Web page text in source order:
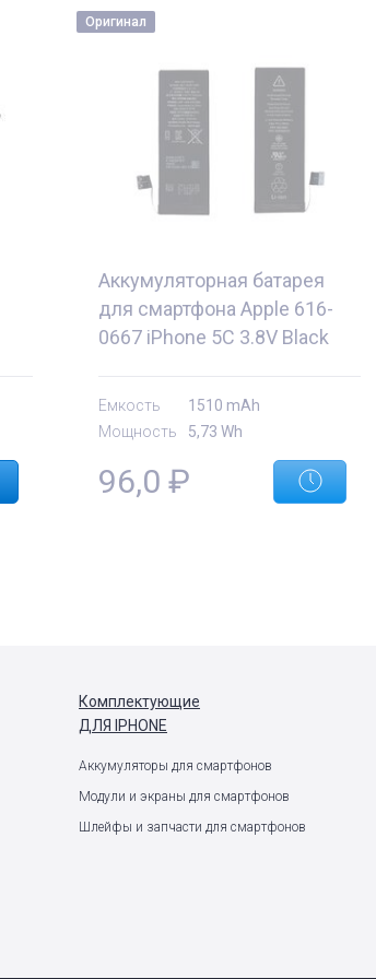
Комплектующие
Оригинал
Аккумуляторная батарея
для смартфона Apple 616-
0667 iPhone 5C 3.8V Black
Емкость
1510 mAh
Мощность
5,73 Wh
96,0 ₽
Комплектующие
ДЛЯ IPHONE
Аккумуляторы для смартфонов
Модули и экраны для смартфонов
Шлейфы и запчасти для смартфонов